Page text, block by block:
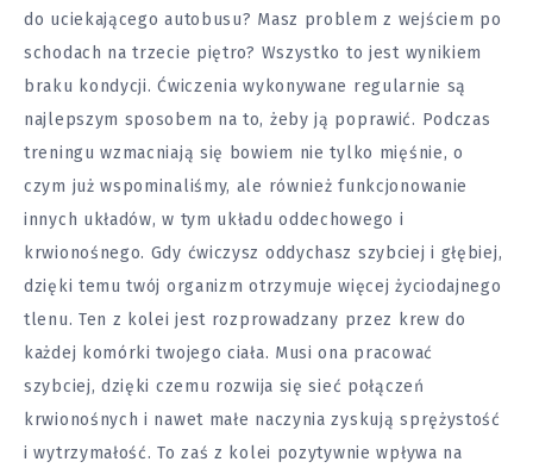
do uciekającego autobusu? Masz problem z wejściem po
schodach na trzecie piętro? Wszystko to jest wynikiem
braku kondycji. Ćwiczenia wykonywane regularnie są
najlepszym sposobem na to, żeby ją poprawić. Podczas
treningu wzmacniają się bowiem nie tylko mięśnie, o
czym już wspominaliśmy, ale również funkcjonowanie
innych układów, w tym układu oddechowego i
krwionośnego. Gdy ćwiczysz oddychasz szybciej i głębiej,
dzięki temu twój organizm otrzymuje więcej życiodajnego
tlenu. Ten z kolei jest rozprowadzany przez krew do
każdej komórki twojego ciała. Musi ona pracować
szybciej, dzięki czemu rozwija się sieć połączeń
krwionośnych i nawet małe naczynia zyskują sprężystość
i wytrzymałość. To zaś z kolei pozytywnie wpływa na